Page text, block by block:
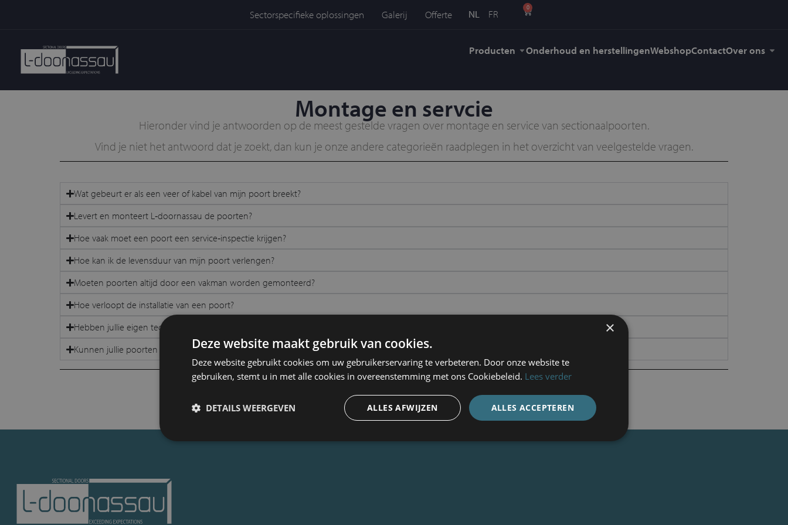
Sectorspecifieke oplossingen Galerij Offerte NL FR
0
Producten Onderhoud en herstellingenWebshopContactOver ons
Montage en servcie
Hieronder vind je antwoorden op de meest gestelde vragen over montage en service van sectionaalpoorten.
Vind je niet het antwoord dat je zoekt, dan kun je onze andere categorieën raadplegen in het overzicht van veelgestelde vragen.
Wat gebeurt er als een veer of kabel van mijn poort breekt?
Levert en monteert L‑doornassau de poorten?
Hoe vaak moet een poort een service‑inspectie krijgen?
Hoe kan ik de levensduur van mijn poort verlengen?
Moeten poorten altijd door een vakman worden gemonteerd?
Hoe verloopt de installatie van een poort?
Hebben jullie eigen techniekers in heel België?
Kunnen jullie poorten van andere merken servicen?
Terug naar overzicht
×
Deze website maakt gebruik van cookies.
Deze website gebruikt cookies om uw gebruikerservaring te verbeteren. Door onze website te
gebruiken, stemt u in met alle cookies in overeenstemming met ons Cookiebeleid. Lees verder
ALLES ACCEPTEREN
ALLES AFWIJZEN
DETAILS WEERGEVEN